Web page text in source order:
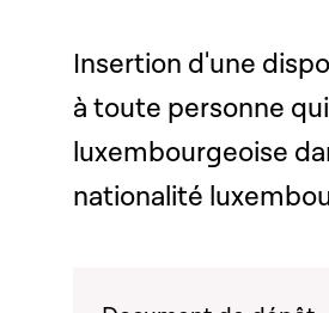
Insertion d'une
à toute personne
luxembourgeoise
nationalité